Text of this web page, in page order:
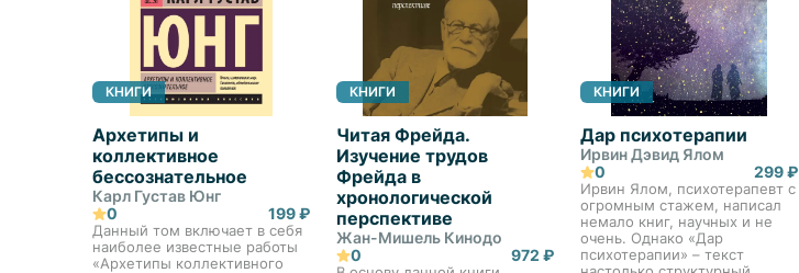
КНИГИ
Архетипы и
коллективное
бессознательное
Карл Густав Юнг
0
199 ₽
Данный том включает в себя
наиболее известные работы
«Архетипы коллективного
КНИГИ
Читая Фрейда.
Изучение трудов
Фрейда в
хронологической
перспективе
Жан-Мишель Кинодо
0
972 ₽
КНИГИ
Дар психотерапии
Ирвин Дэвид Ялом
0
299 ₽
Ирвин Ялом, психотерапевт с
огромным стажем, написал
немало книг, научных и не
очень. Однако «Дар
психотерапии» – текст